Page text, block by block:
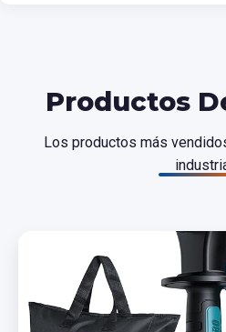
Productos
Los productos más